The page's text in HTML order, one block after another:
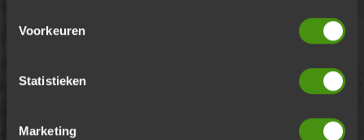
Voorkeuren
Statistieken
Marketing